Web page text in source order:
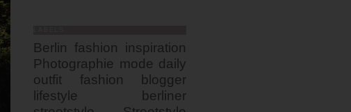
Berlin fashion
inspiration
Photographie mode daily
outfit
fashion blogger
lifestyle
berliner